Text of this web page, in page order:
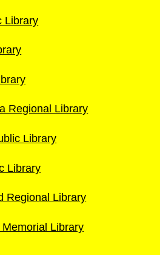
Library
Regional Library
Library
Library
Regional Library
Library